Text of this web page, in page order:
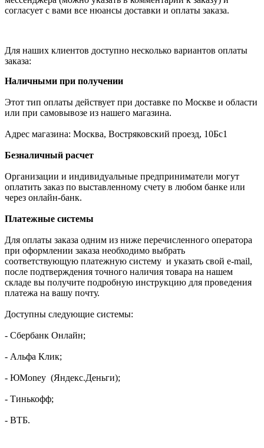
согласует с вами все нюансы доставки и оплаты заказа.
Для наших клиентов доступно несколько вариантов оплаты
заказа:
Наличными при получении
Этот тип оплаты действует при доставке по Москве и области
или при самовывозе из нашего магазина.
Адрес магазина: Москва, Востряковский проезд, 10Бс1
Безналичный расчет
Организации и индивидуальные предприниматели могут
оплатить заказ по выставленному счету в любом банке или
через онлайн-банк.
Платежные системы
Для оплаты заказа одним из ниже перечисленного оператора
при оформлении заказа необходимо выбрать
соответствующую платежную систему и указать свой e-mail,
после подтверждения точного наличия товара на нашем
складе вы получите подробную инструкцию для проведения
платежа на вашу почту.
Доступны следующие системы:
- Сбербанк Онлайн;
- Альфа Клик;
- ЮMoney (Яндекс.Деньги);
- Тинькофф;
- ВТБ.